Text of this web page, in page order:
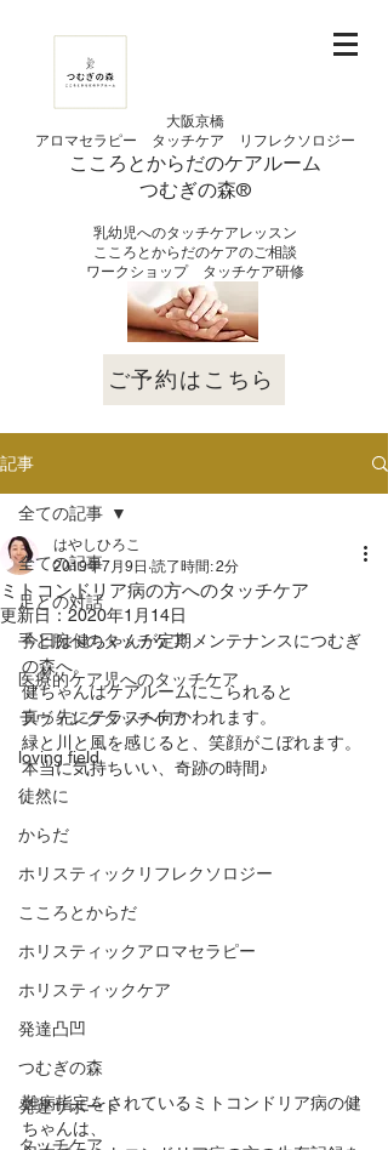
大阪京橋
アロマセラピー タッチケア
リフレクソロジー
こころとからだのケアルーム
つむぎの​森®︎
​乳幼児へのタッチケアレッスン
こころとからだのケアのご相談
​ワークショップ タッチケア研修
ご予約はこちら
記事
全ての記事
足との対話
手と腕へのタッチケア
医療的ケア児へのタッチケア
ラヴィングタッチケア
loving field
徒然に
からだ
ホリスティックリフレクソロジー
こころとからだ
ホリスティックアロマセラピー
ホリスティックケア
発達凸凹
つむぎの森
発達サポート
タッチケア
全ての記事
ミトコンドリア病の方へのタッチケア
はやしひろこ
2019年7月9日 読了時間: 2分
更新日：2020年1月14日
今日は健ちゃんが定期メンテナンスにつむぎ
の森へ。
健ちゃんはケアルームにこられると
真っ先にテラスへ向かわれます。
緑と川と風を感じると、笑顔がこぼれます。
本当に気持ちいい、奇跡の時間♪
難病指定をされているミトコンドリア病の健
ちゃんは、